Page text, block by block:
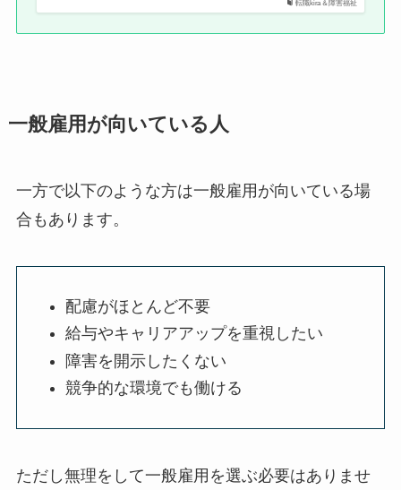
転職kira＆障害福祉
一般雇用が向いている人
一方で以下のような方は一般雇用が向いている場
合もあります。
配慮がほとんど不要
給与やキャリアアップを重視したい
障害を開示したくない
競争的な環境でも働ける
ただし無理をして一般雇用を選ぶ必要はありませ